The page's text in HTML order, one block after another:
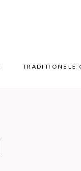
TRADITIONELE